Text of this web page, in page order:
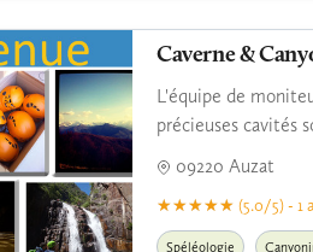
Caverne &
L'équipe de
précieuses cavités
09220 Auzat
(5.0/5) - 1
Spéléologie